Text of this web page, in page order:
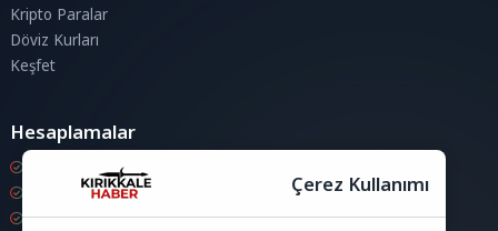
Kripto Paralar
Döviz Kurları
Keşfet
Hesaplamalar
Kripto Para Hesaplama
Döviz Hesaplama
KDV Hesaplama
Çerez Kullanımı